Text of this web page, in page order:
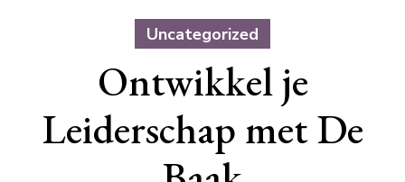
Uncategorized
Ontwikkel je
Leiderschap met De